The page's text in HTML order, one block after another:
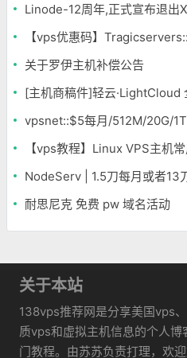
关于罗伊主机补偿公告
[主机商稿件]轻云·LightCloud
【vps教程】Linux VPS主机
NodeServ | 1.5刀每月或者13
耐思尼克 免费 pw 域名活动
关于本站
138vps推荐网是分享美国vps
质vps和虚拟主机信息的个人
门教程。由苏苏负责打理，欢